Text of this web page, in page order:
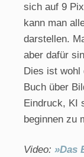
sich auf 9
kann man
darstellen.
aber dafür
Dies ist wohl
Buch über
Eindruck, KI
beginnen zu
Video: »Das